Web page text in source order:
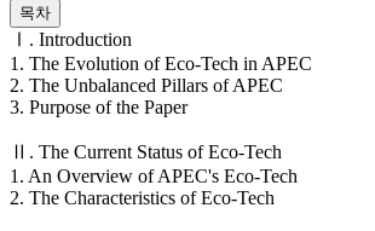
목차
Ⅰ. Introduction
1. The Evolution of Eco-Tech in APEC
2. The Unbalanced Pillars of APEC
3. Purpose of the Paper
Ⅱ. The Current Status of Eco-Tech
1. An Overview of APEC's Eco-Tech
2. The Characteristics of Eco-Tech